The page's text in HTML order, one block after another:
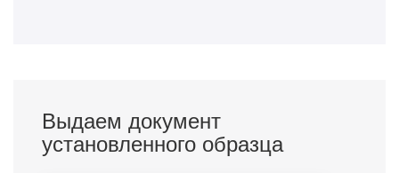
Выдаем документ
установленного образца